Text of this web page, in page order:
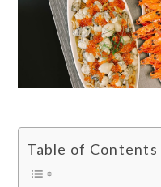
Table of Contents